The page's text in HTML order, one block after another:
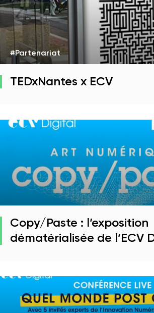
#Partenariat
TEDxNantes x ECV
Copy/Paste : l’exposition
dématérialisée de l’ECV